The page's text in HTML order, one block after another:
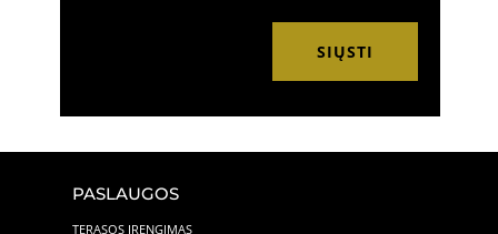
SIŲSTI
PASLAUGOS
TERASOS ĮRENGIMAS